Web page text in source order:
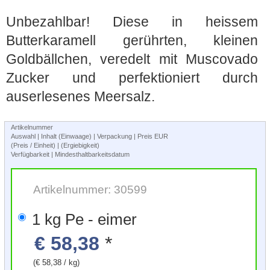
Unbezahlbar! Diese in heissem
Butterkaramell gerührten, kleinen
Goldbällchen, veredelt mit Muscovado
Zucker und perfektioniert durch
auserlesenes Meersalz.
Artikelnummer
Auswahl | Inhalt (Einwaage) | Verpackung | Preis EUR
(Preis / Einheit) | (Ergiebigkeit)
Verfügbarkeit | Mindesthaltbarkeitsdatum
Artikelnummer: 30599
1 kg Pe - eimer
€ 58,38 *
(€ 58,38 / kg)